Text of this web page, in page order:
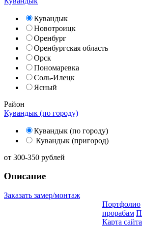
Кувандык
Новотроицк
Оренбург
Оренбургская область
Орск
Пономаревка
Соль-Илецк
Ясный
Район
Кувандык (по городу)
Кувандык (по городу)
Кувандык (пригород)
от 300-350 рублей
Описание
Заказать замер/монтаж
Портфолио
прорабам
Карта сайта